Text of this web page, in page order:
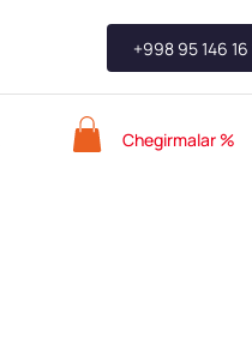
+998 95 146 16
Chegirmalar %